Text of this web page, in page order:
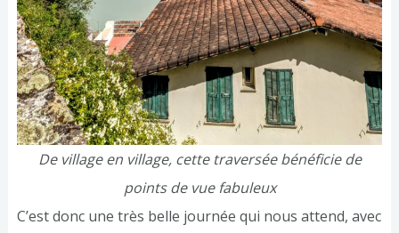
De village en village, cette traversée bénéficie de
points de vue fabuleux
C’est donc une très belle journée qui nous attend, avec